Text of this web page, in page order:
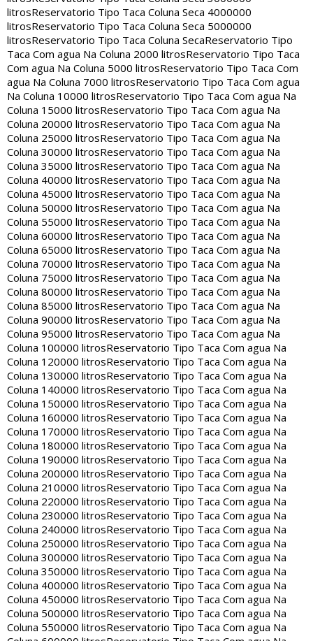
litrosReservatorio Tipo Taca Coluna Seca 4000000
litrosReservatorio Tipo Taca Coluna Seca 5000000
litrosReservatorio Tipo Taca Coluna SecaReservatorio Tipo
Taca Com agua Na Coluna 2000 litrosReservatorio Tipo Taca
Com agua Na Coluna 5000 litrosReservatorio Tipo Taca Com
agua Na Coluna 7000 litrosReservatorio Tipo Taca Com agua
Na Coluna 10000 litrosReservatorio Tipo Taca Com agua Na
Coluna 15000 litrosReservatorio Tipo Taca Com agua Na
Coluna 20000 litrosReservatorio Tipo Taca Com agua Na
Coluna 25000 litrosReservatorio Tipo Taca Com agua Na
Coluna 30000 litrosReservatorio Tipo Taca Com agua Na
Coluna 35000 litrosReservatorio Tipo Taca Com agua Na
Coluna 40000 litrosReservatorio Tipo Taca Com agua Na
Coluna 45000 litrosReservatorio Tipo Taca Com agua Na
Coluna 50000 litrosReservatorio Tipo Taca Com agua Na
Coluna 55000 litrosReservatorio Tipo Taca Com agua Na
Coluna 60000 litrosReservatorio Tipo Taca Com agua Na
Coluna 65000 litrosReservatorio Tipo Taca Com agua Na
Coluna 70000 litrosReservatorio Tipo Taca Com agua Na
Coluna 75000 litrosReservatorio Tipo Taca Com agua Na
Coluna 80000 litrosReservatorio Tipo Taca Com agua Na
Coluna 85000 litrosReservatorio Tipo Taca Com agua Na
Coluna 90000 litrosReservatorio Tipo Taca Com agua Na
Coluna 95000 litrosReservatorio Tipo Taca Com agua Na
Coluna 100000 litrosReservatorio Tipo Taca Com agua Na
Coluna 120000 litrosReservatorio Tipo Taca Com agua Na
Coluna 130000 litrosReservatorio Tipo Taca Com agua Na
Coluna 140000 litrosReservatorio Tipo Taca Com agua Na
Coluna 150000 litrosReservatorio Tipo Taca Com agua Na
Coluna 160000 litrosReservatorio Tipo Taca Com agua Na
Coluna 170000 litrosReservatorio Tipo Taca Com agua Na
Coluna 180000 litrosReservatorio Tipo Taca Com agua Na
Coluna 190000 litrosReservatorio Tipo Taca Com agua Na
Coluna 200000 litrosReservatorio Tipo Taca Com agua Na
Coluna 210000 litrosReservatorio Tipo Taca Com agua Na
Coluna 220000 litrosReservatorio Tipo Taca Com agua Na
Coluna 230000 litrosReservatorio Tipo Taca Com agua Na
Coluna 240000 litrosReservatorio Tipo Taca Com agua Na
Coluna 250000 litrosReservatorio Tipo Taca Com agua Na
Coluna 300000 litrosReservatorio Tipo Taca Com agua Na
Coluna 350000 litrosReservatorio Tipo Taca Com agua Na
Coluna 400000 litrosReservatorio Tipo Taca Com agua Na
Coluna 450000 litrosReservatorio Tipo Taca Com agua Na
Coluna 500000 litrosReservatorio Tipo Taca Com agua Na
Coluna 550000 litrosReservatorio Tipo Taca Com agua Na